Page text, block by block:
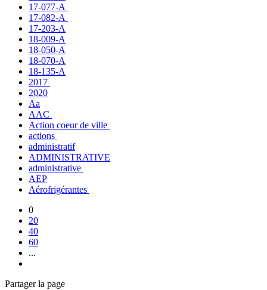
17-077-A
17-082-A
17-203-A
18-009-A
18-050-A
18-070-A
18-135-A
2017
2020
Aa
AAC
Action coeur de ville
actions
administratif
ADMINISTRATIVE
administrative
AEP
Aérofrigérantes
0
20
40
60
...
Partager la page